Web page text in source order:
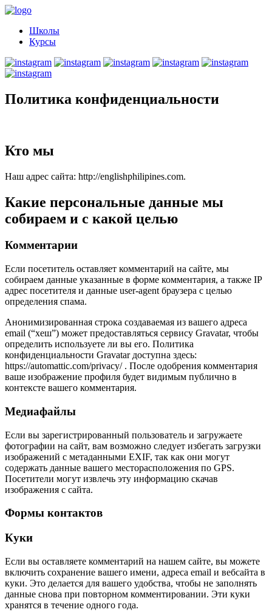
Школы
Курсы
Политика конфиденциальности
Кто мы
Наш адрес сайта: http://englishphilipines.com.
Какие персональные данные мы
собираем и с какой целью
Комментарии
Если посетитель оставляет комментарий на сайте, мы
собираем данные указанные в форме комментария, а также IP
адрес посетителя и данные user-agent браузера с целью
определения спама.
Анонимизированная строка создаваемая из вашего адреса
email (“хеш”) может предоставляться сервису Gravatar, чтобы
определить используете ли вы его. Политика
конфиденциальности Gravatar доступна здесь:
https://automattic.com/privacy/ . После одобрения комментария
ваше изображение профиля будет видимым публично в
контексте вашего комментария.
Медиафайлы
Если вы зарегистрированный пользователь и загружаете
фотографии на сайт, вам возможно следует избегать загрузки
изображений с метаданными EXIF, так как они могут
содержать данные вашего месторасположения по GPS.
Посетители могут извлечь эту информацию скачав
изображения с сайта.
Формы контактов
Куки
Если вы оставляете комментарий на нашем сайте, вы можете
включить сохранение вашего имени, адреса email и вебсайта в
куки. Это делается для вашего удобства, чтобы не заполнять
данные снова при повторном комментировании. Эти куки
хранятся в течение одного года.